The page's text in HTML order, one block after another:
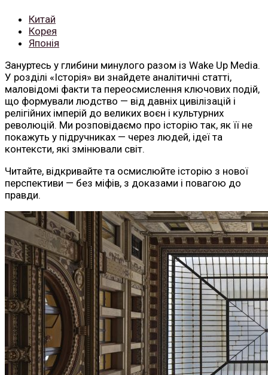
Китай
Корея
Японія
Зануртесь у глибини минулого разом із Wake Up Media.
У розділі «Історія» ви знайдете аналітичні статті,
маловідомі факти та переосмислення ключових подій,
що формували людство — від давніх цивілізацій і
релігійних імперій до великих воєн і культурних
революцій. Ми розповідаємо про історію так, як її не
покажуть у підручниках — через людей, ідеї та
контексти, які змінювали світ.
Читайте, відкривайте та осмислюйте історію з нової
перспективи — без міфів, з доказами і повагою до
правди.